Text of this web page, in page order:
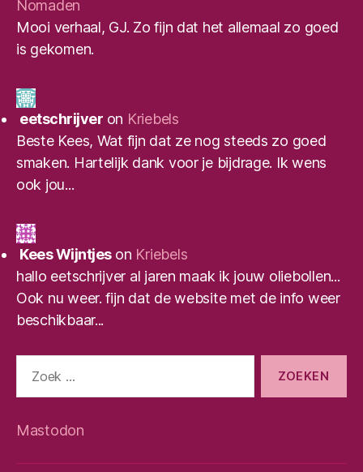
Nomaden
Mooi verhaal, GJ. Zo fijn dat het allemaal zo goed
is gekomen.
eetschrijver on Kriebels
Beste Kees, Wat fijn dat ze nog steeds zo goed
smaken. Hartelijk dank voor je bijdrage. Ik wens
ook jou...
Kees Wijntjeson Kriebels
hallo eetschrijver al jaren maak ik jouw oliebollen...
Ook nu weer. fijn dat de website met de info weer
beschikbaar...
naar:
Mastodon